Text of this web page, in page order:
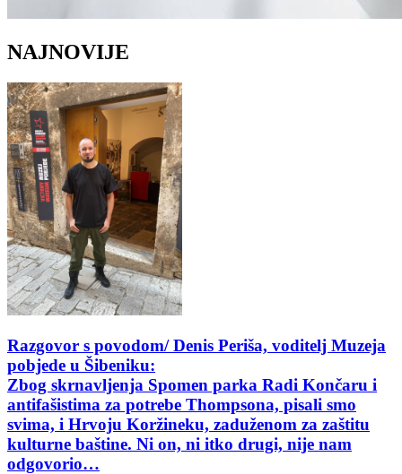
NAJNOVIJE
Razgovor s povodom/ Denis Periša, voditelj Muzeja
pobjede u Šibeniku:
Zbog skrnavljenja Spomen parka Radi Končaru i
antifašistima za potrebe Thompsona, pisali smo
svima, i Hrvoju Koržineku, zaduženom za zaštitu
kulturne baštine. Ni on, ni itko drugi, nije nam
odgovorio…